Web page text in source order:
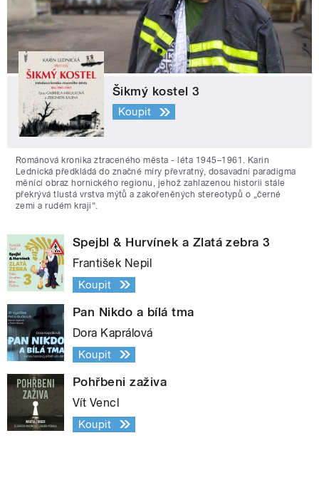
Šikmý kostel 3
Koupit
Románová kronika ztraceného města - léta 1945–1961. Karin
Lednická předkládá do značné míry převratný, dosavadní paradigma
měnící obraz hornického regionu, jehož zahlazenou historii stále
překrývá tlustá vrstva mýtů a zakořeněných stereotypů o „černé
zemi a rudém kraji“.
Spejbl & Hurvínek a Zlatá zebra 3
František Nepil
Koupit
Pan Nikdo a bílá tma
Dora Kaprálová
Koupit
Pohřbeni zaživa
Vít Vencl
Koupit